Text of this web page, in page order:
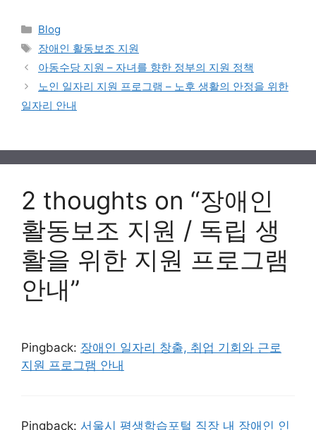
Categories
Blog
Tags
장애인 활동보조 지원
아동수당 지원 – 자녀를 향한 정부의 지원 정책
노인 일자리 지원 프로그램 – 노후 생활의 안정을 위한
일자리 안내
2 thoughts on “장애인
활동보조 지원 / 독립 생
활을 위한 지원 프로그램
안내”
Pingback: 장애인 일자리 창출, 취업 기회와 근로
지원 프로그램 안내
Pingback: 서울시 평생학습포털 직장 내 장애인 인